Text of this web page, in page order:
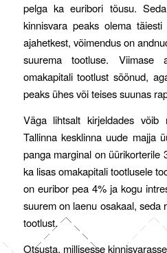
pelga ka euribori tõusu.
kinnisvara peaks olema
ajahetkest, võimendus on
suurema tootluse.
omakapitali tootlust söönud,
peaks ühes või teises suunas
Väga lihtsalt kirjeldades
Tallinna kesklinna uude majja
panga marginal on üürikorterile
ka lisas omakapitali tootlusele
on euribor pea 4% ja kogu
suurem on laenu osakaal, seda
tootlust.
Otsusta, millisesse